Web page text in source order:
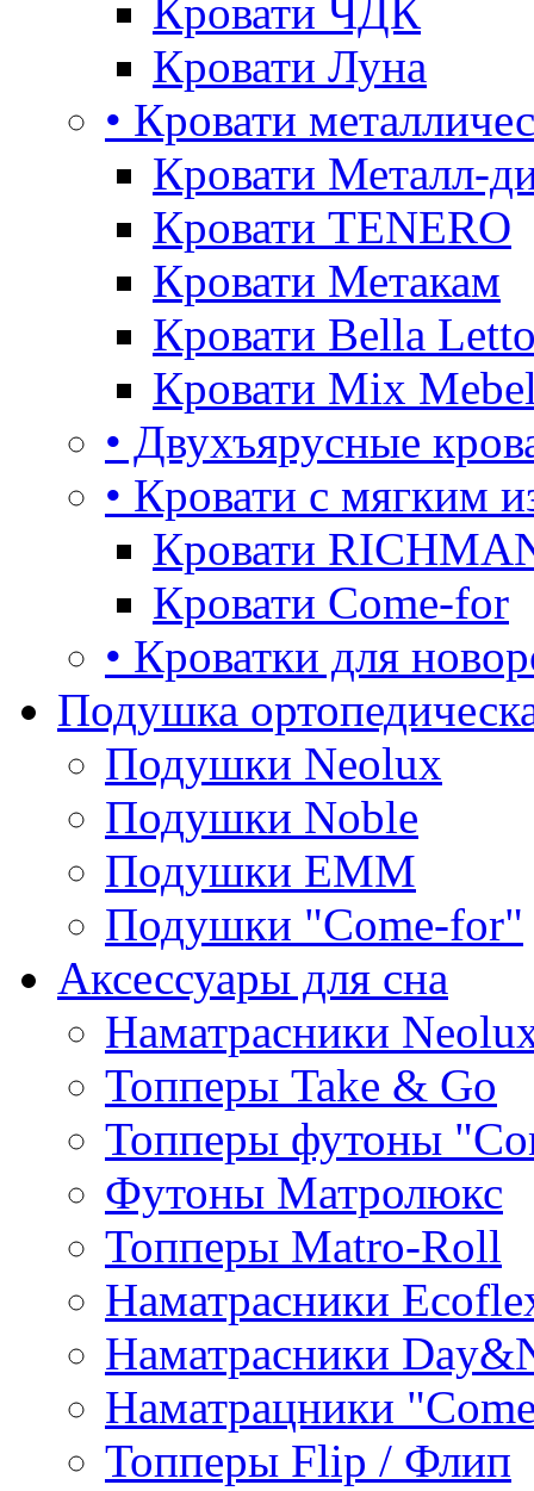
Кровати ЧДК
Кровати Луна
• Кровати
Кровати Металл-
Кровати TENERO
Кровати Метакам
Кровати Bella
Кровати Mix
• Двухъярусные
• Кровати с мягким
Кровати
Кровати Come-for
• Кроватки для
Подушка
Подушки Neolux
Подушки Noble
Подушки ЕММ
Подушки "Come-for"
Аксессуары для сна
Наматрасники
Топперы Take & Go
Топперы футоны
Футоны Матролюкс
Топперы Matro-Roll
Наматрасники
Наматрасники
Наматрацники
Топперы Flip / Флип